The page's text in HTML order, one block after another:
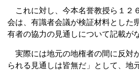
これに対し、今本名誉教授ら１２
会は、有識者会議が検証材料とした
有者の協力の見通しについて記載が
実際には地元の地権者の間に反対
られる見通しは皆無だ」として、地